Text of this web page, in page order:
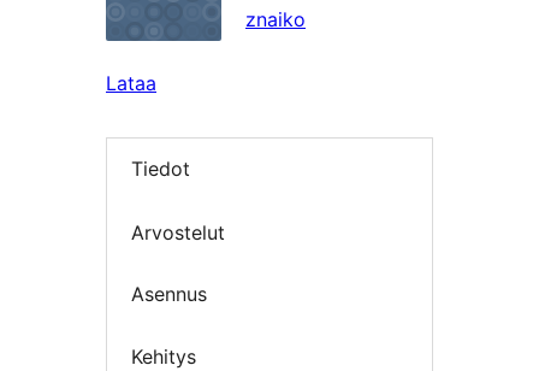
znaiko
Lataa
Tiedot
Arvostelut
Asennus
Kehitys